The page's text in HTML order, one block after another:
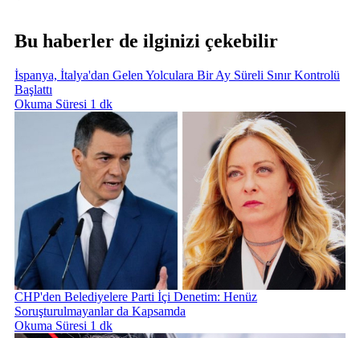
Bu haberler de ilginizi çekebilir
İspanya, İtalya'dan Gelen Yolculara Bir Ay Süreli Sınır Kontrolü
Başlattı
Okuma Süresi 1 dk
CHP'den Belediyelere Parti İçi Denetim: Henüz
Soruşturulmayanlar da Kapsamda
Okuma Süresi 1 dk